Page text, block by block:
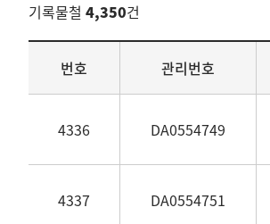
기록물철 4,350건
번호 관리번호
4336 DA0554749
4337 DA0554751